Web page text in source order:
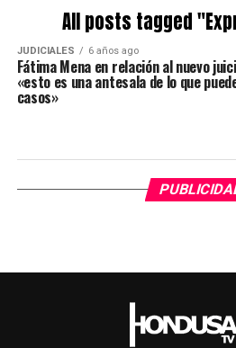
All posts tagged
JUDICIALES 6 años ago
Fátima Mena en relación al nuevo
«esto es una antesala de lo que
casos»